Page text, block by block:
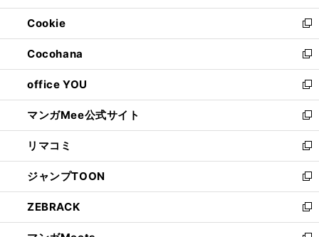
開
く
ウ
で
開
く
ン
ド
ウ
で
開
く
ウ
ィ
ン
ド
ウ
で
開
く
Cookie
新
し
い
ウ
ィ
ン
ド
ウ
で
開
く
Cocohana
新
し
い
ウ
ィ
ン
ド
ウ
で
開
く
office YOU
新
し
い
ウ
ィ
ン
ド
ウ
で
開
マンガMee公式サイト
新
し
い
ウ
ィ
ン
ド
ウ
リマコミ
新
し
い
ウ
ィ
ン
ジャンプTOON
新
し
い
ウ
ZEBRACK
新
し